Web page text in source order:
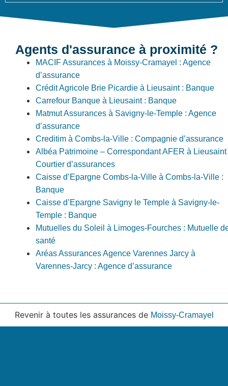
Agents d'assurance à proximité ?
MACIF Assurances à Moissy-Cramayel : Agence
d’assurance
Crédit Agricole Brie Picardie à Lieusaint : Banque
Carrefour Banque à Lieusaint : Banque
Matmut Assurances à Savigny-le-Temple : Agence
d’assurance
Creditim à Combs-la-Ville : Compagnie d’assurance
Albéa Patrimoine – Correspondant AFER à Lieusaint
Courtier d’assurances
Caisse d’Epargne Combs-la-Ville à Combs-la-Ville :
Banque
Caisse d’Epargne Savigny le Temple à Savigny-le-
Temple : Banque
Mutuelles du Soleil à Limoges-Fourches : Mutuelle
santé
Aréas Assurances Agence Varennes Jarcy à
Varennes-Jarcy : Agence d’assurance
Revenir à toutes les assurances de Moissy-Cramayel